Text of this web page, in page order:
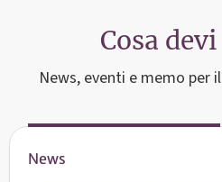
Cosa
News, eventi e memo per
News